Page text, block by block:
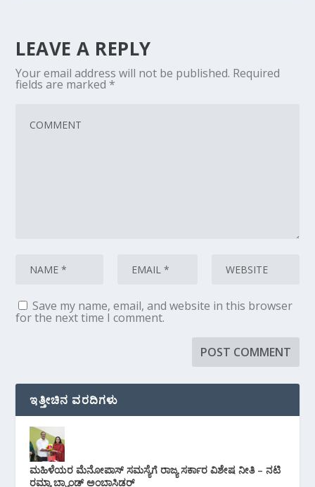
LEAVE A REPLY
Your email address will not be published. Required
fields are marked *
Save my name, email, and website in this browser
for the next time I comment.
ಇತ್ತೀಚಿನ ವರದಿಗಳು
ಮಹಿಳೆಯರ ಮೆನೋಪಾಸ್ ಸಮಸ್ಯೆಗೆ ರಾಜ್ಯ ಸರ್ಕಾರ ವಿಶೇಷ ನೀತಿ – ನಟಿ
ರಮ್ಯಾ ಬ್ರ್ಯಾಂಡ್ ಅಂಬಾಸಿಡರ್